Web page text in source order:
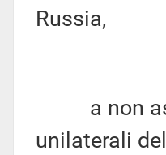
Russia,
a non
unilaterali